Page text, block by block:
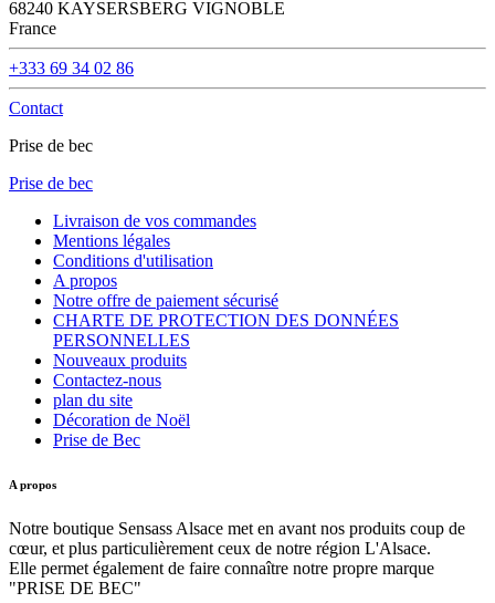
68240 KAYSERSBERG VIGNOBLE
France
+333 69 34 02 86
Contact
Prise de bec
Prise de bec
Livraison de vos commandes
Mentions légales
Conditions d'utilisation
A propos
Notre offre de paiement sécurisé
CHARTE DE PROTECTION DES DONNÉES
PERSONNELLES
Nouveaux produits
Contactez-nous
plan du site
Décoration de Noël
Prise de Bec
A propos
Notre boutique Sensass Alsace met en avant nos produits coup de
cœur, et plus particulièrement ceux de notre région L'Alsace.
Elle permet également de faire connaître notre propre marque
"PRISE DE BEC"